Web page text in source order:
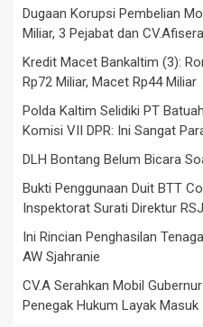
Dugaan Korupsi Pembelian
Miliar, 3 Pejabat dan
Kredit Macet Bankaltim (3):
Rp72 Miliar, Macet Rp44 Miliar
Polda Kaltim Selidiki PT
Komisi VII DPR: Ini Sangat
DLH Bontang Belum Bicara
Bukti Penggunaan Duit BTT
Inspektorat Surati Direktur
Ini Rincian Penghasilan
AW Sjahranie
CV.A Serahkan Mobil
Penegak Hukum Layak Masuk